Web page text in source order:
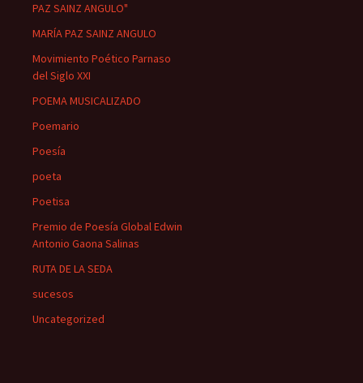
PAZ SAINZ ANGULO"
MARÍA PAZ SAINZ ANGULO
Movimiento Poético Parnaso
del Siglo XXI
POEMA MUSICALIZADO
Poemario
Poesía
poeta
Poetisa
Premio de Poesía Global Edwin
Antonio Gaona Salinas
RUTA DE LA SEDA
sucesos
Uncategorized